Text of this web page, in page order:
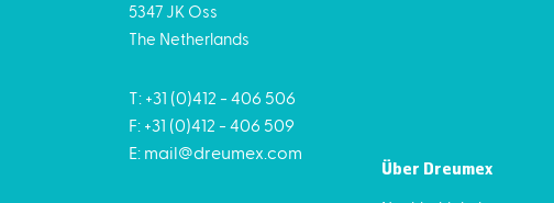
5347 JK Oss
The Netherlands
T: +31 (0)412 - 406 506
F: +31 (0)412 - 406 509
E: mail@dreumex.com
Über Dreumex